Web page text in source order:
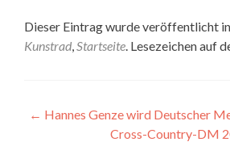
Dieser Eintrag wurde veröffentlicht in
Kunstrad,Startseite. Lesezeichen auf
← Hannes Genze wird Deutscher
Cross-Country-DM